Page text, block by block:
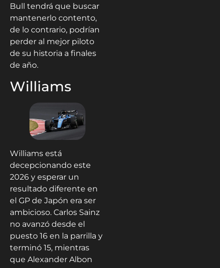
Bull tendrá que buscar
mantenerlo contento,
de lo contrario, podrían
perder al mejor piloto
de su historia a finales
de año.
Williams
Williams está
decepcionando este
2026 y esperar un
resultado diferente en
el GP de Japón era ser
ambicioso. Carlos Sainz
no avanzó desde el
puesto 16 en la parrilla y
terminó 15, mientras
que Alexander Albon